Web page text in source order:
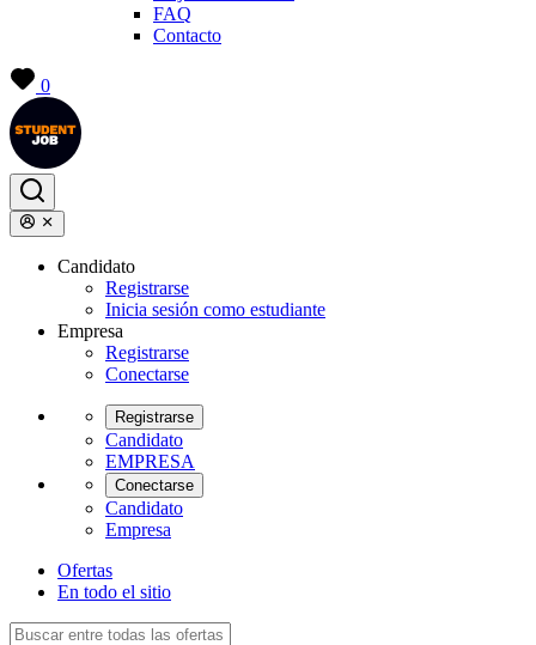
FAQ
Contacto
0
Candidato
Registrarse
Inicia sesión como estudiante
Empresa
Registrarse
Conectarse
Registrarse
Candidato
EMPRESA
Conectarse
Candidato
Empresa
Ofertas
En todo el sitio